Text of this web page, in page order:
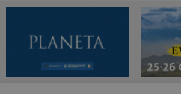
DICONO DI NOI
WINENEWS TV